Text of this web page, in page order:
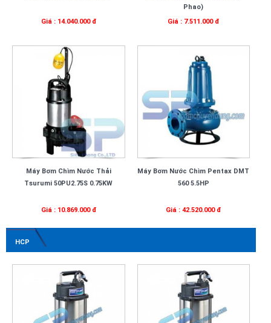
Giá : 14.040.000 đ
Phao)
Giá : 7.511.000 đ
Máy Bơm Chìm Nước Thải
Tsurumi 50PU2.75S 0.75KW
Giá : 10.869.000 đ
Máy Bơm Nước Chìm Pentax DMT
560 5.5HP
Giá : 42.520.000 đ
HCP